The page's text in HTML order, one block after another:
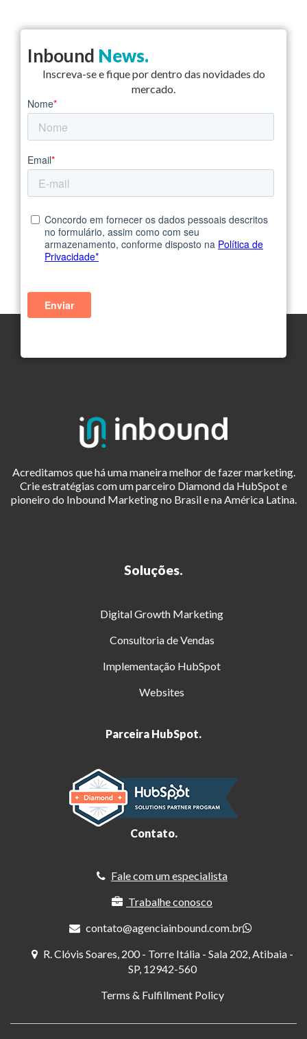
Inbound News.
Inscreva-se e fique por dentro das novidades do
mercado.
Acreditamos que há uma maneira melhor de fazer marketing.
Crie estratégias com um parceiro Diamond da HubSpot e
pioneiro do Inbound Marketing no Brasil e na América Latina.
Soluções.
Digital Growth Marketing
Consultoria de Vendas
Implementação HubSpot
Websites
Parceira HubSpot.
Contato.
Fale com um especialista
Trabalhe conosco
contato@agenciainbound.com.br
R. Clóvis Soares, 200 - Torre Itália - Sala 202, Atibaia -
SP, 12942-560
Terms & Fulfillment Policy